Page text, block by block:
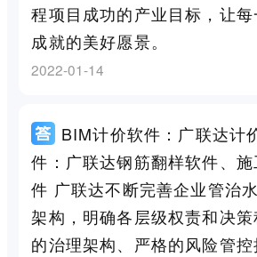
程项目成功的产业目标，让
成就的美好愿景。
2022-01-14
BIM计价软件：广联达计
件：广联达钢筋翻样软件、
件 广联达不断完善企业管治
架构，明确各层级权责和决
的治理架构、严格的风险管